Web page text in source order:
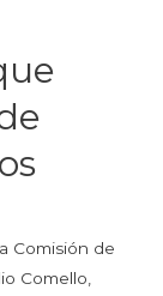
Comisión de
Comello,